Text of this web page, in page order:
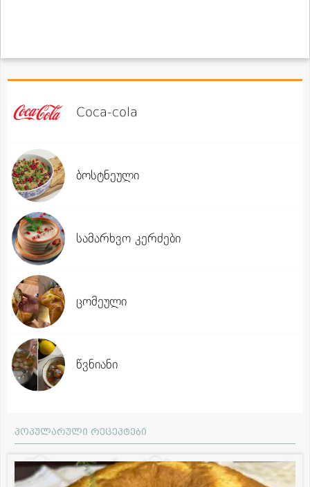
Coca-cola
ბოსტნეული
სამარხვო კერძები
ცომეული
წვნიანი
პოპულარული რეცეპტები